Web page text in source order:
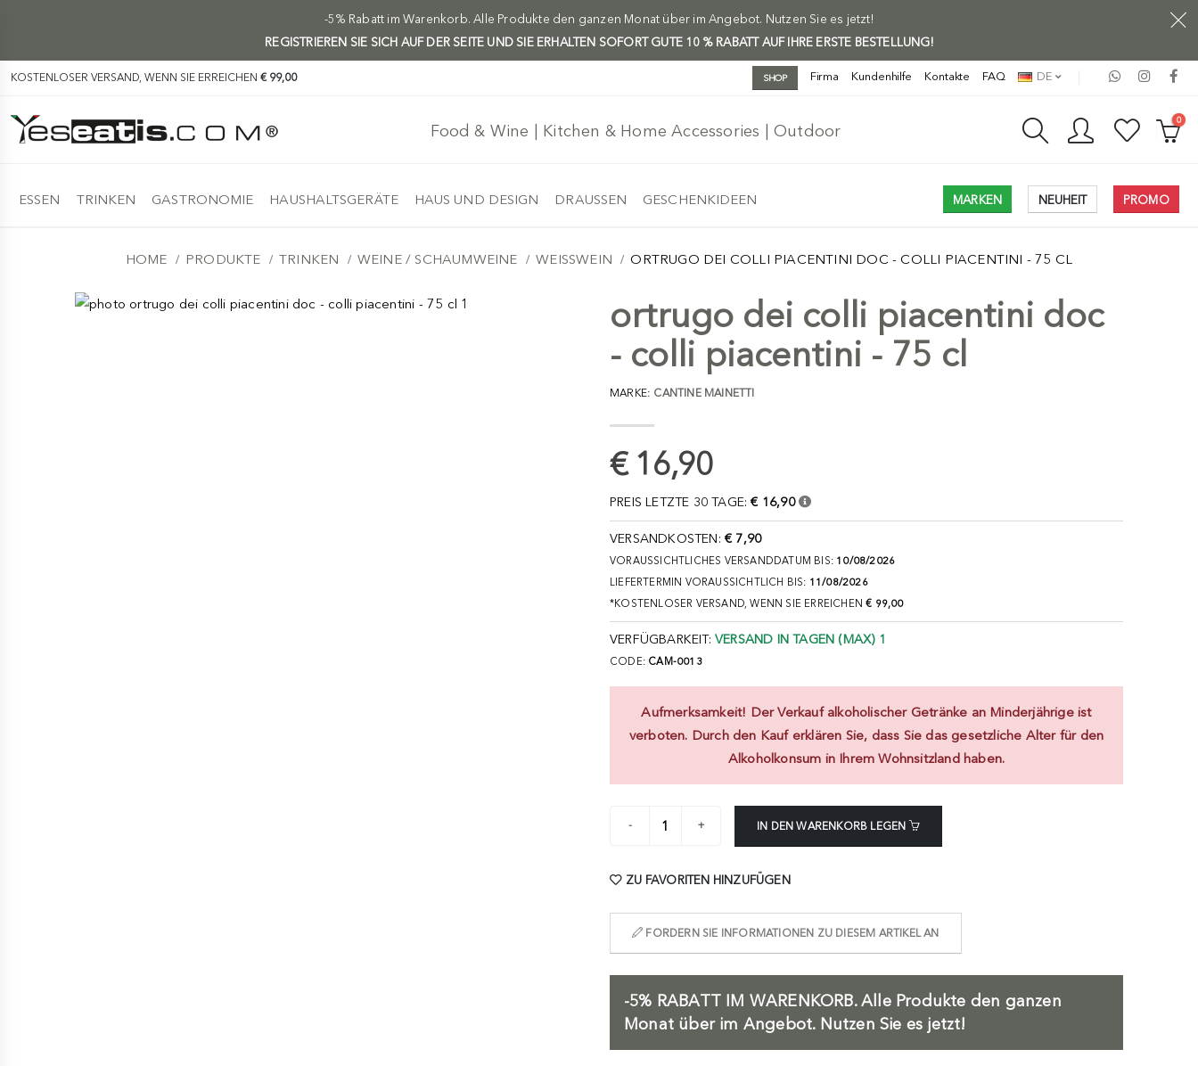
-5% Rabatt im Warenkorb. Alle Produkte den ganzen Monat über im Angebot. Nutzen Sie es jetzt!
REGISTRIEREN SIE SICH AUF DER SEITE UND SIE ERHALTEN SOFORT GUTE 10 % RABATT AUF IHRE ERSTE BESTELLUNG!
KOSTENLOSER VERSAND, WENN SIE ERREICHEN € 99,00 SHOP Firma Kundenhilfe Kontakte FAQ DE
Food & Wine | Kitchen & Home Accessories | Outdoor
0
ESSEN TRINKEN GASTRONOMIE HAUSHALTSGERÄTE HAUS UND DESIGN DRAUSSEN GESCHENKIDEEN MARKEN NEUHEIT PROMO
HOME PRODUKTE TRINKEN WEINE / SCHAUMWEINE WEISSWEIN ORTRUGO DEI COLLI PIACENTINI DOC - COLLI PIACENTINI - 75 CL
ortrugo dei colli piacentini doc
- colli piacentini - 75 cl
MARKE: CANTINE MAINETTI
€ 16,90
PREIS LETZTE 30 TAGE:€ 16,90
VERSANDKOSTEN: € 7,90
VORAUSSICHTLICHES VERSANDDATUM BIS: 10/08/2026
LIEFERTERMIN VORAUSSICHTLICH BIS: 11/08/2026
*KOSTENLOSER VERSAND, WENN SIE ERREICHEN€ 99,00
VERFÜGBARKEIT: VERSAND IN TAGEN (MAX) 1
CODE: CAM-0013
Aufmerksamkeit! Der Verkauf alkoholischer Getränke an Minderjährige ist
verboten. Durch den Kauf erklären Sie, dass Sie das gesetzliche Alter für den
Alkoholkonsum in Ihrem Wohnsitzland haben.
IN DEN WARENKORB LEGEN
ZU FAVORITEN HINZUFÜGEN
FORDERN SIE INFORMATIONEN ZU DIESEM ARTIKEL AN
-5% RABATT IM WARENKORB.Alle Produkte den ganzen
Monat über im Angebot. Nutzen Sie es jetzt!